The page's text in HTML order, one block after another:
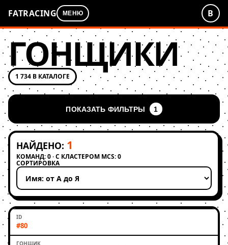
FATRACING МЕНЮ В
ГОНЩИКИ
1 734 В КАТАЛОГЕ
ПОКАЗАТЬ ФИЛЬТРЫ 1
НАЙДЕНО: 1
КОМАНД: 0 · С КЛАСТЕРОМ MCS: 0
СОРТИРОВКА
Применить сортировку
#80